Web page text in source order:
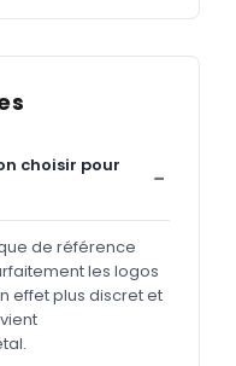
choisir pour
de référence
les logos
effet plus discret et